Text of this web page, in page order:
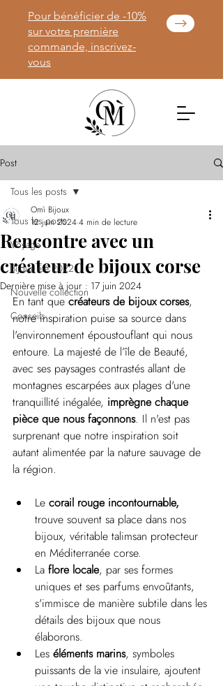
Pour bénéficier de -10%
sur votre première
commande, inscrivez-
vous
Post
Tous les posts
Voyage
Bijoux été 2022
Nouvelle collection
Conseils
Tous les posts
Rencontre avec un
créateur de bijoux corse
Omì Bijoux
12 juin 20244 min de lecture
Dernière mise à jour : 17 juin 2024
En tant que créateurs de bijoux corses,
notre inspiration puise sa source dans
l'environnement époustouflant qui nous
entoure. La majesté de l’île de Beauté,
avec ses paysages contrastés allant de
montagnes escarpées aux plages d'une
tranquillité inégalée, imprègne chaque
pièce que nous façonnons. Il n'est pas
surprenant que notre inspiration soit
autant alimentée par la nature sauvage de
la région.
Le corail rouge incontournable,
trouve souvent sa place dans nos
bijoux, véritable talimsan protecteur
en Méditerranée corse.
La flore locale, par ses formes
uniques et ses parfums envoûtants,
s'immisce de manière subtile dans les
détails des bijoux que nous
élaborons.
Les éléments marins, symboles
puissants de la vie insulaire, ajoutent